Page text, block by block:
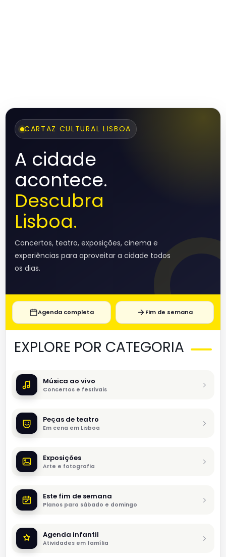
CARTAZ CULTURAL LISBOA
A cidade
acontece.
Descubra
Lisboa.
Concertos, teatro, exposições, cinema e
experiências para aproveitar a cidade todos
os dias.
Agenda completa Fim de semana
EXPLORE POR CATEGORIA
Música ao vivo
Concertos e festivais
Peças de teatro
Em cena em Lisboa
Exposições
Arte e fotografia
Este fim de semana
Planos para sábado e domingo
Agenda infantil
Atividades em família